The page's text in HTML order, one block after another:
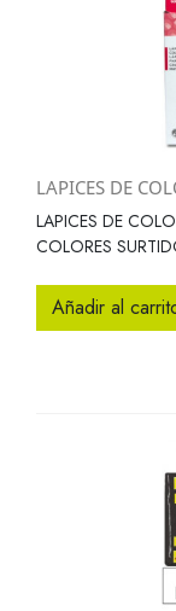
LAPICES DE
LAPICES DE
COLORES
Añadir al